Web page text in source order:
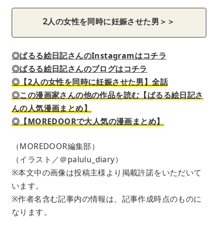
2人の女性を同時に妊娠させた男＞＞
◎ぱるる絵日記さんのInstagramはコチラ
◎ぱるる絵日記さんのブログはコチラ
◎【2人の女性を同時に妊娠させた男】全話
◎この漫画家さんの他の作品を読む【ぱるる絵日記さ
んの人気漫画まとめ】
◎【MOREDOORで大人気の漫画まとめ】
（MOREDOOR編集部）
（イラスト／＠palulu_diary）
※本文中の画像は投稿主様より掲載許諾をいただいて
います。
※作者名含む記事内の情報は、記事作成時点のものに
なります。